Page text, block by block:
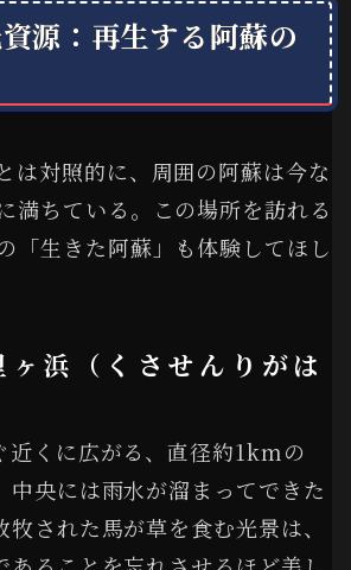
源：再生する阿蘇の
は対照的に、周囲の阿蘇は今な
満ちている。この場所を訪れる
「生きた阿蘇」も体験してほし
浜（くさせんりがは
近くに広がる、直径約1kmの
中央には雨水が溜まってできた
牧された馬が草を食む光景は、